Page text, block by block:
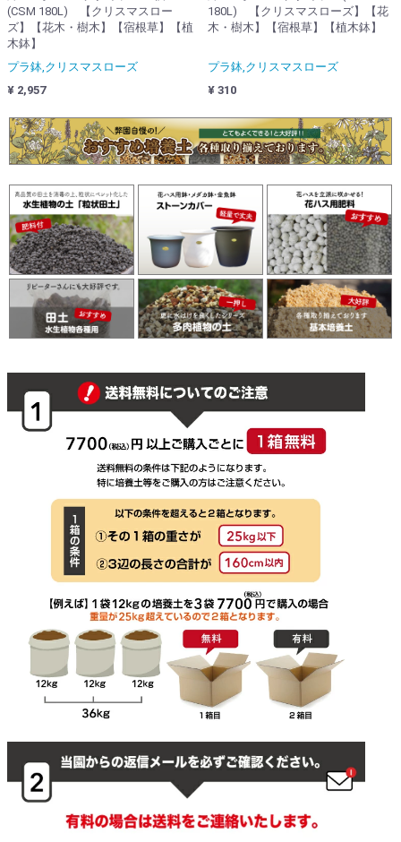
(CSM 180L) 【クリスマスロー
ズ】【花木・樹木】【宿根草】【植
木鉢】
プラ鉢,クリスマスローズ
¥ 2,957
180L) 【クリスマスローズ】【花
木・樹木】【宿根草】【植木鉢】
プラ鉢,クリスマスローズ
¥ 310